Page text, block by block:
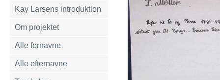
Kay Larsens introduktion
Om projektet
Alle fornavne
Alle efternavne